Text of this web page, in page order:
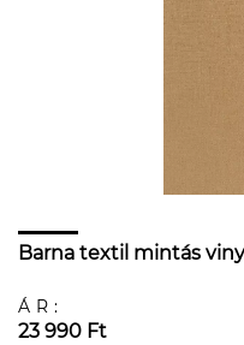
Barna textil mintás
ÁR:
23 990 Ft